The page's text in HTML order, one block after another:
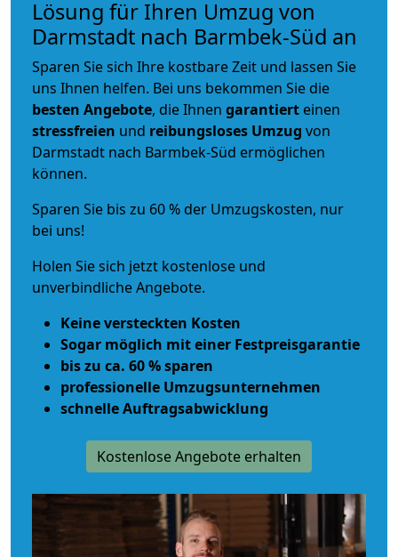
Lösung für Ihren Umzug von
Darmstadt nach Barmbek-Süd an
Sparen Sie sich Ihre kostbare Zeit und lassen Sie
uns Ihnen helfen. Bei uns bekommen Sie die
besten Angebote, die Ihnen garantiert einen
stressfreien und reibungsloses Umzug von
Darmstadt nach Barmbek-Süd ermöglichen
können.
Sparen Sie bis zu 60 % der Umzugskosten, nur
bei uns!
Holen Sie sich jetzt kostenlose und
unverbindliche Angebote.
Keine versteckten Kosten
Sogar möglich mit einer Festpreisgarantie
bis zu ca. 60 % sparen
professionelle Umzugsunternehmen
schnelle Auftragsabwicklung
Kostenlose Angebote erhalten